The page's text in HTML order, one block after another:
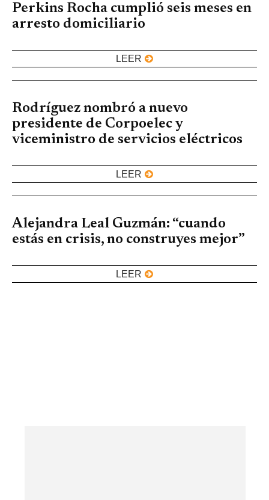
Perkins Rocha cumplió seis meses en
arresto domiciliario
LEER
Rodríguez nombró a nuevo
presidente de Corpoelec y
viceministro de servicios eléctricos
LEER
Alejandra Leal Guzmán: “cuando
estás en crisis, no construyes mejor”
LEER